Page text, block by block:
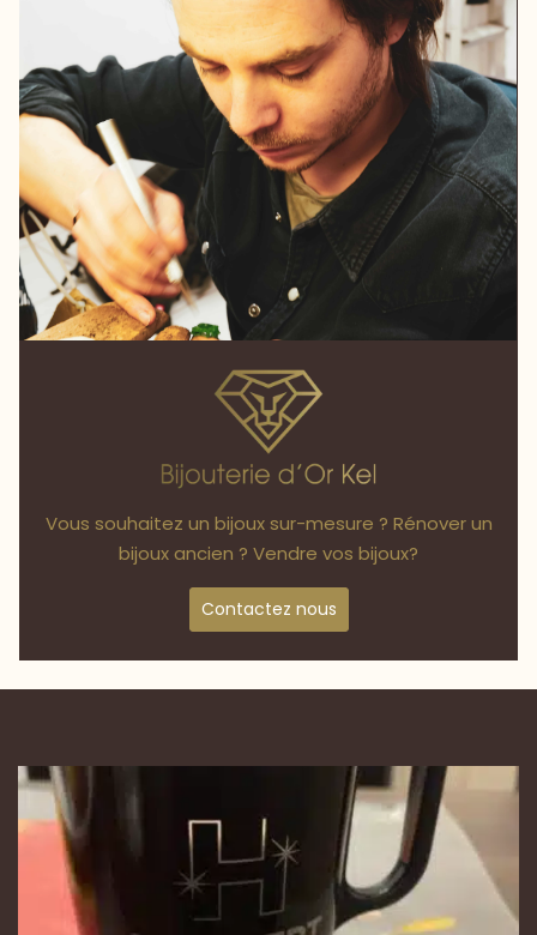
Vous souhaitez un bijoux sur-mesure ? Rénover un
bijoux ancien ? Vendre vos bijoux?
Contactez nous